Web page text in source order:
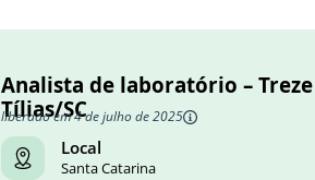
Analista de laboratório – Treze
Tílias/SC
liberado em 4 de julho de 2025
Local
Santa Catarina